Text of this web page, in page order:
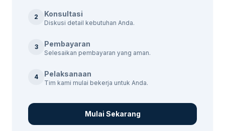
2 Konsultasi
Diskusi detail kebutuhan Anda.
3 Pembayaran
Selesaikan pembayaran yang aman.
4 Pelaksanaan
Tim kami mulai bekerja untuk Anda.
Mulai Sekarang